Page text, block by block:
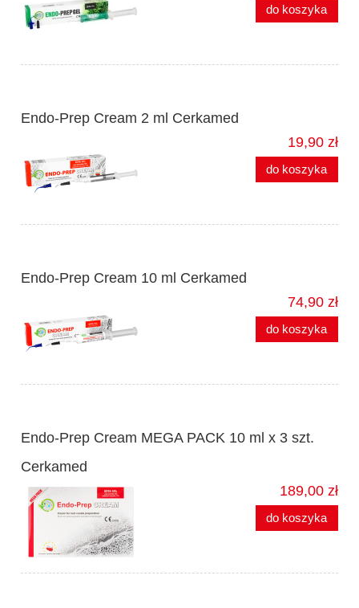
do koszyka
Endo-Prep Cream 2 ml Cerkamed
19,90 zł
do koszyka
Endo-Prep Cream 10 ml Cerkamed
74,90 zł
do koszyka
Endo-Prep Cream MEGA PACK 10 ml x 3 szt.
Cerkamed
189,00 zł
do koszyka